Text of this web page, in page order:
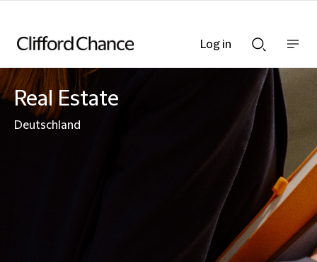
Search
bar
nav
Real Estate
Deutschland
Log in